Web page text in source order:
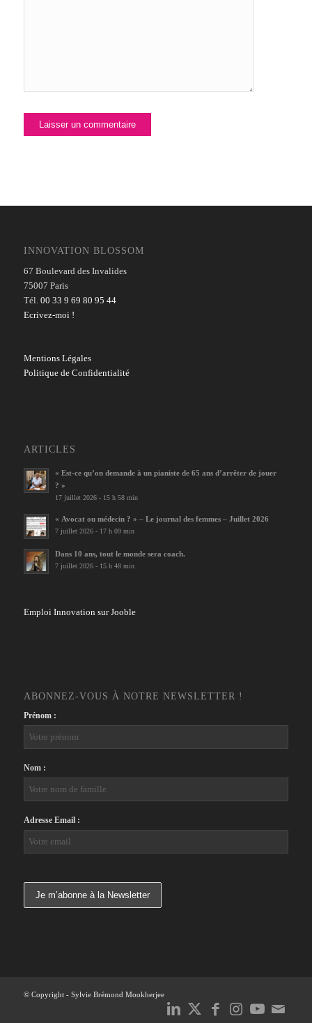
INNOVATION BLOSSOM
67 Boulevard des Invalides
75007 Paris
Tél. 00 33 9 69 80 95 44
Ecrivez-moi !
Mentions Légales
Politique de Confidentialité
ARTICLES
« Est-ce qu’on demande à un pianiste de 65 ans d’arrêter de jouer
? »
17 juillet 2026 - 15 h 58 min
« Avocat ou médecin ? » – Le journal des femmes – Juillet 2026
7 juillet 2026 - 17 h 09 min
Dans 10 ans, tout le monde sera coach.
7 juillet 2026 - 15 h 48 min
Emploi Innovation sur Jooble
ABONNEZ-VOUS À NOTRE NEWSLETTER !
Prénom :
Nom :
Adresse Email :
© Copyright - Sylvie Brémond Mookherjee